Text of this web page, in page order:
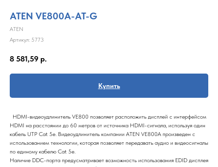
ATEN VE800A-AT-G
ATEN
Артикул: 5773
8 581,59 р.
Купить
HDMI-видеоудлинитель VE800 позволяет расположить дисплей с интерфейсом
HDMI на расстоянии до 60 метров от источника HDMI-сигнала, используя один
кабель UTP Cat 5e. Видеоудлинитель компании ATEN VE800A произведен с
использованием технологии, которая позволяет передавать аудио и видеосигналы
по единому кабелю Cat 5e.
Наличие DDC-порта предусматривает возможность использования EDID дисплея